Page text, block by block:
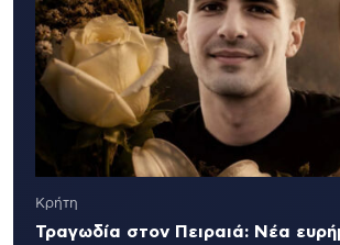
Κρήτη
Τραγωδία στον Πειραιά: Νέα